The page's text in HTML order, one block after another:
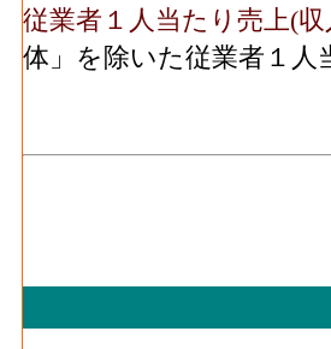
化学工業･従業者数(2016)
木材等･事業所数(2016)：
に言う工場、製作所、製
木材等･現金給与総額[百万
造業（家具を除く） の
従業者１人当たり売上(
体」を除いた従業者１人